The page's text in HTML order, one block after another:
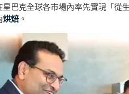
巴克全球各市場內率先實現「
烘焙 。